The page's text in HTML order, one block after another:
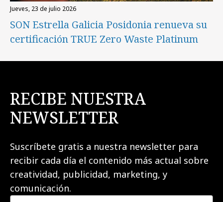
jueves, 23 de julio 2026
SON Estrella Galicia Posidonia renueva su
certificación TRUE Zero Waste Platinum
RECIBE NUESTRA
NEWSLETTER
Suscríbete gratis a nuestra newsletter para
recibir cada día el contenido más actual sobre
creatividad, publicidad, marketing, y
comunicación.